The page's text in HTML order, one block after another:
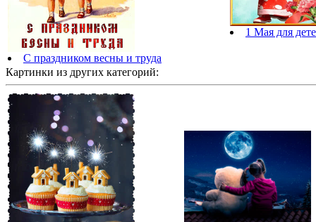
С праздником весны и труда
1 Мая для
Картинки из других категорий: